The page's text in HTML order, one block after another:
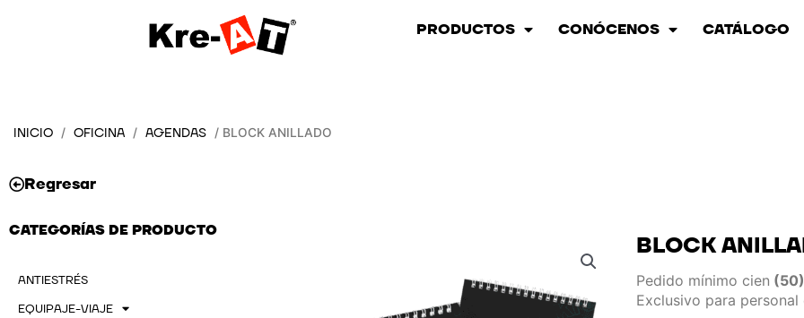
PRODUCTOS CONÓCENOS CATÁLOGO
INICIO / OFICINA / AGENDAS / BLOCK ANILLADO
Regresar
CATEGORÍAS DE PRODUCTO
ANTIESTRÉS
EQUIPAJE-VIAJE
BLOCK
Pedido mínimo cien
Exclusivo para